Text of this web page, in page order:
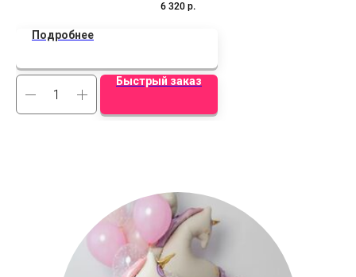
6 320 р.
Подробнее
Быстрый заказ